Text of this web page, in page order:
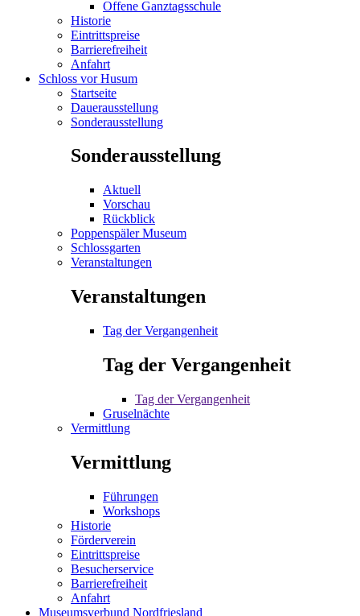
Offene Ganztagsschule
Historie
Eintrittspreise
Barrierefreiheit
Anfahrt
Schloss vor Husum
Startseite
Dauerausstellung
Sonderausstellung
Sonderausstellung
Aktuell
Vorschau
Rückblick
Poppenspäler Museum
Schlossgarten
Veranstaltungen
Veranstaltungen
Tag der Vergangenheit
Tag der Vergangenheit
Tag der Vergangenheit
Gruselnächte
Vermittlung
Vermittlung
Führungen
Workshops
Historie
Förderverein
Eintrittspreise
Besucherservice
Barrierefreiheit
Anfahrt
Museumsverbund Nordfriesland